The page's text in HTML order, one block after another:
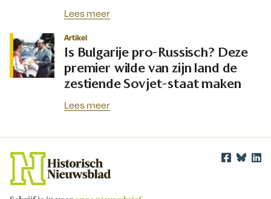
Lees meer
Artikel
Is Bulgarije pro-Russisch? Deze
premier wilde van zijn land de
zestiende Sovjet-staat maken
Lees meer